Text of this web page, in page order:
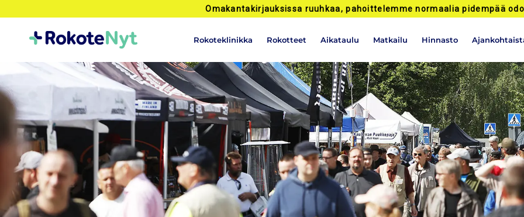
Rokoteklinikka Rokotteet Aikataulu Matkailu Hinnasto
Omakantakirjauksissa ruuhkaa, pahoittelemme normaalia pidempää